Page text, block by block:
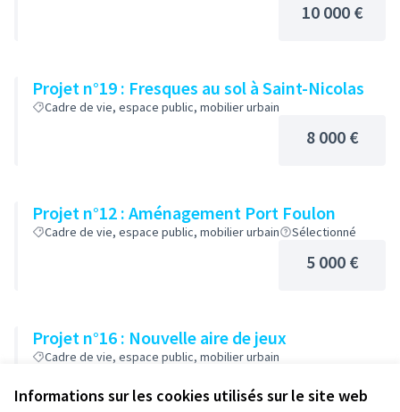
Informations sur les cookies utilisés sur le site web
10 000 €
Projet n°19 : Fresques au sol à Saint-Nicolas
Cadre de vie, espace public, mobilier urbain
8 000 €
Projet n°12 : Aménagement Port Foulon
Cadre de vie, espace public, mobilier urbain Sélectionné
5 000 €
Projet n°16 : Nouvelle aire de jeux
Cadre de vie, espace public, mobilier urbain
10 000 €